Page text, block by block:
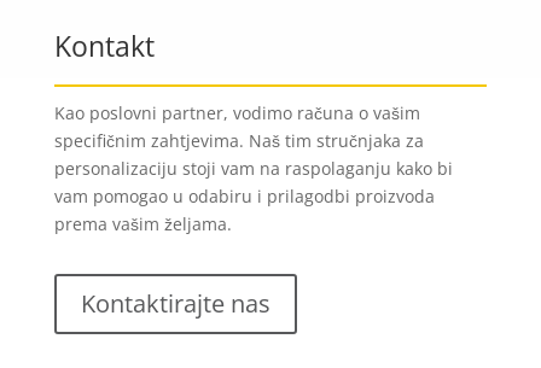
Kontakt
Kao poslovni partner, vodimo računa o vašim
specifičnim zahtjevima. Naš tim stručnjaka za
personalizaciju stoji vam na raspolaganju kako bi
vam pomogao u odabiru i prilagodbi proizvoda
prema vašim željama.
Kontaktirajte nas